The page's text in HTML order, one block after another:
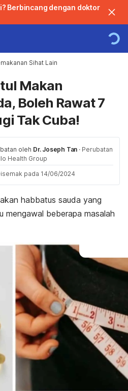
Berbincang dengan doktor
Sihat Lain
Makan
Boleh Rawat 7
Tak Cuba!
oleh Dr. Joseph Tan · Perubatan
Health Group
pada 14/06/2024
habbatus sauda yang
mengawal beberapa masalah